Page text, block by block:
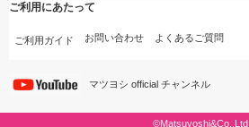
ご利用にあたって
ご利用ガイド お問い合わせ よくあるご質問
マツヨシ official チャンネル
©Matsuyoshi&Co.,Ltd.